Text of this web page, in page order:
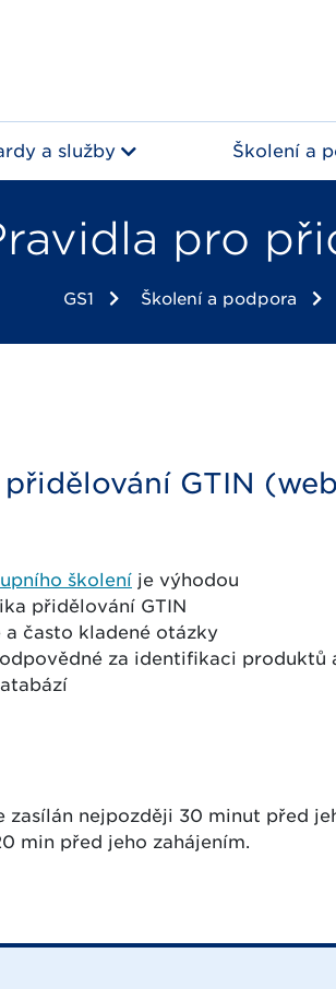
a služby Školení a
pro
GS1 Školení a podpora
GTIN
školení je výhodou
přidělování GTIN
a často kladené otázky
za identifikaci produktů
zasílán nejpozději 30 minut před
min před jeho zahájením.